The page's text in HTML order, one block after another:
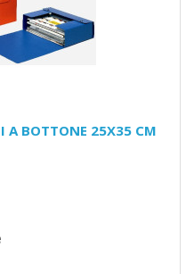
A BOTTONE 25X35 CM